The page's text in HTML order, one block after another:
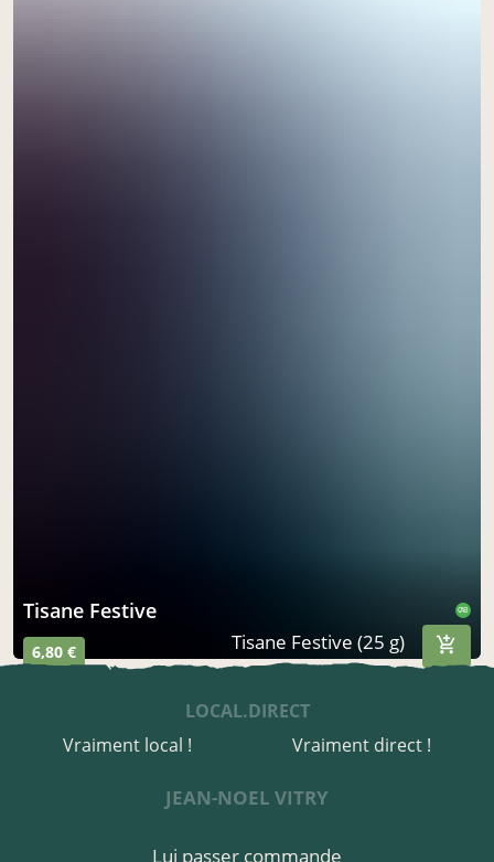
Tisane Festive CAB
6,80 € Tisane Festive (25 g)
LOCAL.DIRECT
Vraiment local !
Vraiment direct !
JEAN-NOEL VITRY
Lui passer commande